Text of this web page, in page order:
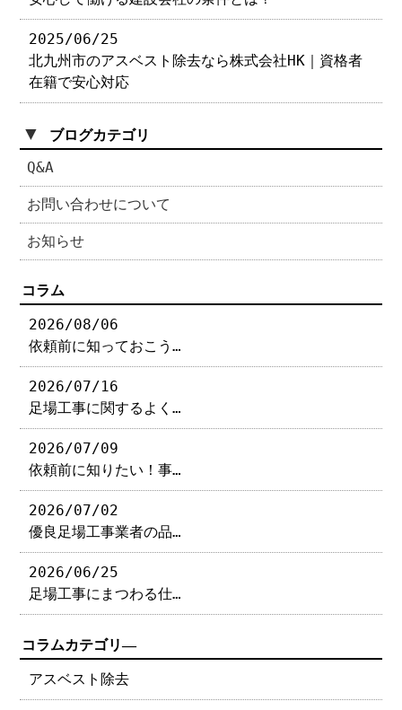
2025/06/25
北九州市のアスベスト除去なら株式会社HK｜資格者
在籍で安心対応
▼ ブログカテゴリ
Q&A
お問い合わせについて
お知らせ
コラム
2026/08/06
依頼前に知っておこう…
2026/07/16
足場工事に関するよく…
2026/07/09
依頼前に知りたい！事…
2026/07/02
優良足場工事業者の品…
2026/06/25
足場工事にまつわる仕…
コラムカテゴリ―
アスベスト除去